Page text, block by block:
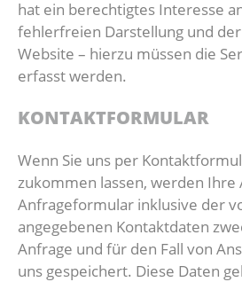
hat ein berechtigtes Interesse
fehlerfreien Darstellung und
Website – hierzu müssen die
erfasst werden.
KONTAKTFORMULAR
Wenn Sie uns per
zukommen lassen, werden Ihre
Anfrageformular inklusive der
angegebenen Kontaktdaten
Anfrage und für den Fall von
uns gespeichert. Diese Daten